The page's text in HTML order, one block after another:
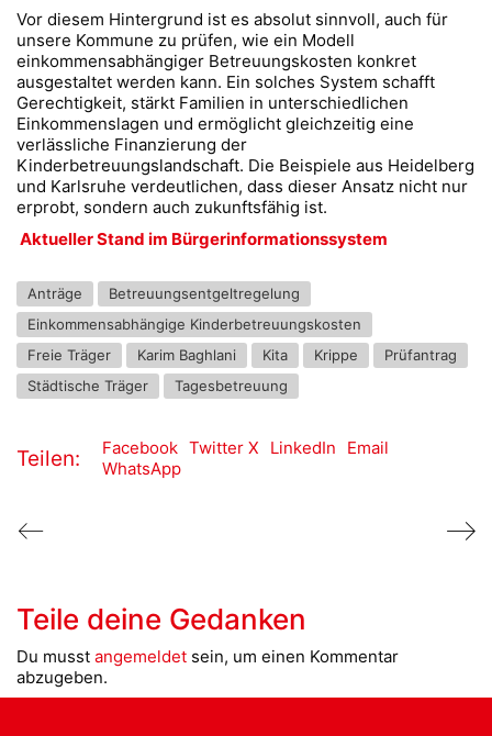
Vor diesem Hintergrund ist es absolut sinnvoll, auch für
unsere Kommune zu prüfen, wie ein Modell
einkommensabhängiger Betreuungskosten konkret
ausgestaltet werden kann. Ein solches System schafft
Gerechtigkeit, stärkt Familien in unterschiedlichen
Einkommenslagen und ermöglicht gleichzeitig eine
verlässliche Finanzierung der
Kinderbetreuungslandschaft. Die Beispiele aus Heidelberg
und Karlsruhe verdeutlichen, dass dieser Ansatz nicht nur
erprobt, sondern auch zukunftsfähig ist.
Aktueller Stand im Bürgerinformationssystem
Anträge
Betreuungsentgeltregelung
Einkommensabhängige Kinderbetreuungskosten
Freie Träger
Karim Baghlani Kita Krippe
Prüfantrag
Städtische Träger
Tagesbetreuung
Teilen: Facebook Twitter X LinkedIn
Email
WhatsApp
Teile deine Gedanken
Du musst angemeldet sein, um einen Kommentar
abzugeben.